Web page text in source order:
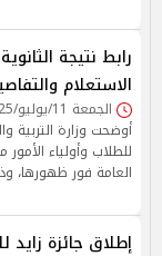
الاستعلام
الجمعة 11/يوليو/2025 - 08:28 م
أوضحت وزارة التربية
للطلاب وأولياء الأمور
العامة فور ظهورها،
إطلاق جائزة زايد